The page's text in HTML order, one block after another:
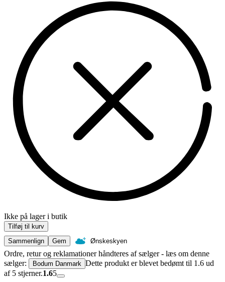
Ikke på lager i butik
Tilføj til kurv
Sammenlign
Gem Ønskeskyen
Ordre, retur og reklamationer håndteres af sælger - læs om denne
sælger:
Bodum Danmark Dette produkt er blevet bedømt til 1.6 ud
af 5 stjerner.1.65